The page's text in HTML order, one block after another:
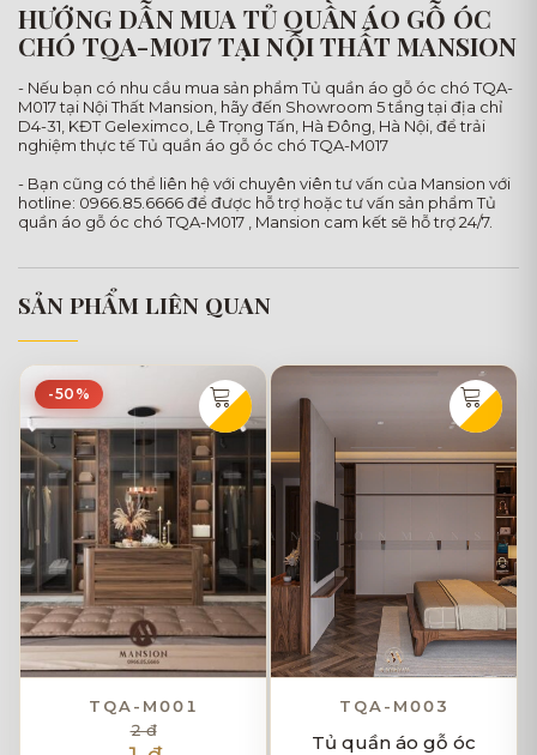
HƯỚNG DẪN MUA TỦ QUẦN ÁO GỖ ÓC
CHÓ TQA-M017 TẠI NỘI THẤT MANSION
- Nếu bạn có nhu cầu mua sản phẩm Tủ quần áo gỗ óc chó TQA-
M017 tại Nội Thất Mansion, hãy đến Showroom 5 tầng tại địa chỉ
D4-31, KĐT Geleximco, Lê Trọng Tấn, Hà Đông, Hà Nội, để trải
nghiệm thực tế Tủ quần áo gỗ óc chó TQA-M017
- Bạn cũng có thể liên hệ với chuyên viên tư vấn của Mansion với
hotline: 0966.85.6666 để được hỗ trợ hoặc tư vấn sản phẩm Tủ
quần áo gỗ óc chó TQA-M017 , Mansion cam kết sẽ hỗ trợ 24/7.
SẢN PHẨM LIÊN QUAN
-50%
TQA-M001
2 đ
TQA-M003
Tủ quần áo gỗ óc